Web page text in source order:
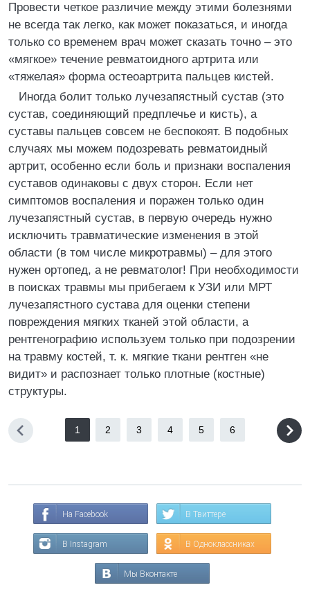
Провести четкое различие между этими болезнями
не всегда так легко, как может показаться, и иногда
только со временем врач может сказать точно – это
«мягкое» течение ревматоидного артрита или
«тяжелая» форма остеоартрита пальцев кистей.
Иногда болит только лучезапястный сустав (это
сустав, соединяющий предплечье и кисть), а
суставы пальцев совсем не беспокоят. В подобных
случаях мы можем подозревать ревматоидный
артрит, особенно если боль и признаки воспаления
суставов одинаковы с двух сторон. Если нет
симптомов воспаления и поражен только один
лучезапястный сустав, в первую очередь нужно
исключить травматические изменения в этой
области (в том числе микротравмы) – для этого
нужен ортопед, а не ревматолог! При необходимости
в поисках травмы мы прибегаем к УЗИ или МРТ
лучезапястного сустава для оценки степени
повреждения мягких тканей этой области, а
рентгенографию используем только при подозрении
на травму костей, т. к. мягкие ткани рентген «не
видит» и распознает только плотные (костные)
структуры.
1 2 3 4 5 6
На Facebook В Твиттере
В Instagram В Одноклассниках
Мы Вконтакте